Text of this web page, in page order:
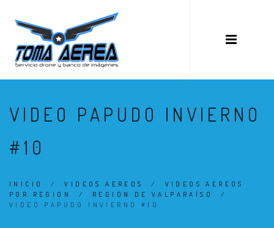
VIDEO PAPUDO INVIERNO
#10
INICIO /VIDEOS AEREOS / VIDEOS AEREOS
POR REGION
/ REGIÓN DE VALPARAÍSO
/
VIDEO PAPUDO INVIERNO #10